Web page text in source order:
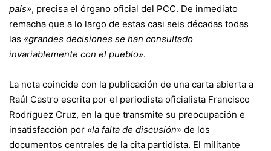
país», precisa el órgano oficial del PCC. De inmediato
remacha que a lo largo de estas casi seis décadas todas
las «grandes decisiones se han consultado
invariablemente con el pueblo».
La nota coincide con la publicación de una carta abierta a
Raúl Castro escrita por el periodista oficialista Francisco
Rodríguez Cruz, en la que transmite su preocupación e
insatisfacción por «la falta de discusión» de los
documentos centrales de la cita partidista. El militante